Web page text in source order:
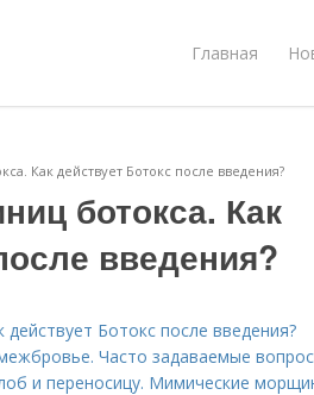
Главная
Как действует Ботокс после введения?
ботокса. Как
введения?
Ботокс после введения?
Часто задаваемые
и переносицу. Мимические